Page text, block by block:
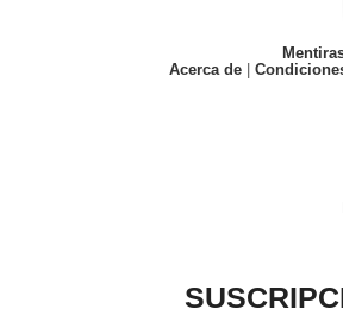
Acerca de